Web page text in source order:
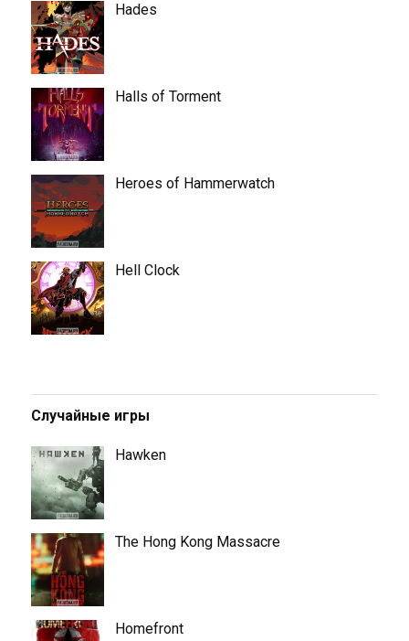
Hades
Halls of Torment
Heroes of Hammerwatch
Hell Clock
Случайные игры
Hawken
The Hong Kong Massacre
Homefront